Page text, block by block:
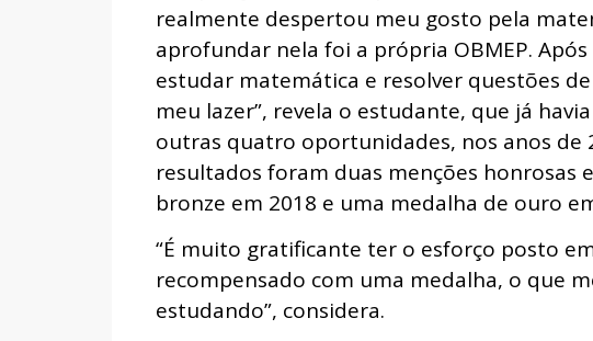
realmente despertou meu gosto pela
aprofundar nela foi a própria OBMEP.
estudar matemática e resolver questões
meu lazer”, revela o estudante, que já
outras quatro oportunidades, nos anos de
resultados foram duas menções honrosas
bronze em 2018 e uma medalha de ouro
“É muito gratificante ter o esforço posto
recompensado com uma medalha, o que
estudando”, considera.